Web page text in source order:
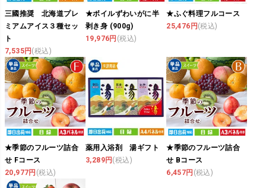
三國推奨 北海道プレ
ミアムアイス３種セッ
ト
7,535円 (税込)
★ボイルずわいがに半
剥き身 (900g)
19,976円 (税込)
★ふぐ料理フルコース
25,476円 (税込)
★季節のフルーツ詰合
せ Fコース
20,977円 (税込)
薬用入浴剤 湯ギフト
3,289円 (税込)
★季節のフルーツ詰合
せ Bコース
6,457円 (税込)